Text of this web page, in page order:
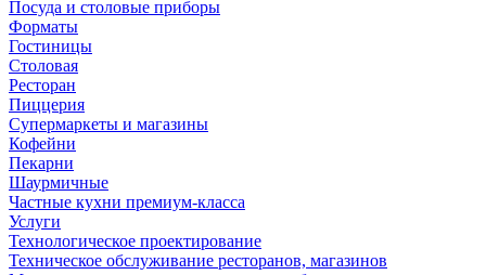
Посуда и столовые приборы
Форматы
Гостиницы
Столовая
Ресторан
Пиццерия
Супермаркеты и магазины
Кофейни
Пекарни
Шаурмичные
Частные кухни премиум-класса
Услуги
Технологическое проектирование
Техническое обслуживание ресторанов, магазинов